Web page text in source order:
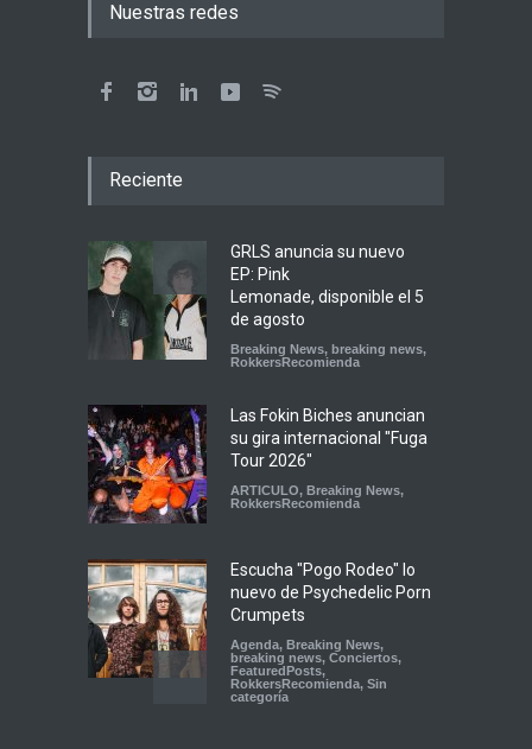
Nuestras redes
Reciente
GRLS anuncia su nuevo
EP: Pink
Lemonade, disponible el 5
de agosto
Breaking News, breaking news,
RokkersRecomienda
Las Fokin Biches anuncian
su gira internacional "Fuga
Tour 2026"
ARTICULO, Breaking News,
RokkersRecomienda
Escucha "Pogo Rodeo" lo
nuevo de Psychedelic Porn
Crumpets
Agenda, Breaking News,
breaking news, Conciertos,
FeaturedPosts,
RokkersRecomienda, Sin
categoría